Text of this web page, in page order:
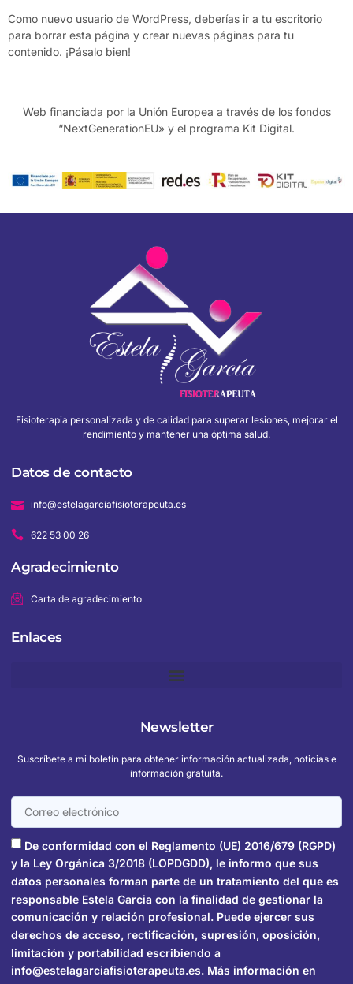
Como nuevo usuario de WordPress, deberías ir a tu escritorio
para borrar esta página y crear nuevas páginas para tu
contenido. ¡Pásalo bien!
Web financiada por la Unión Europea a través de los fondos
“NextGenerationEU» y el programa Kit Digital.
Fisioterapia personalizada y de calidad para superar lesiones, mejorar el
rendimiento y mantener una óptima salud.
Datos de contacto
info@estelagarciafisioterapeuta.es
622 53 00 26
Agradecimiento
Carta de agradecimiento
Enlaces
Newsletter
Suscríbete a mi boletín para obtener información actualizada, noticias e
información gratuita.
De conformidad con el Reglamento (UE) 2016/679 (RGPD)
y la Ley Orgánica 3/2018 (LOPDGDD), le informo que sus
datos personales forman parte de un tratamiento del que es
responsable Estela Garcia con la finalidad de gestionar la
comunicación y relación profesional. Puede ejercer sus
derechos de acceso, rectificación, supresión, oposición,
limitación y portabilidad escribiendo a
info@estelagarciafisioterapeuta.es. Más información en